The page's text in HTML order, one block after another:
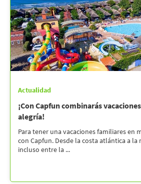
Actualidad
¡Con Capfun combinarás
alegría!
Para tener una vacaciones familiares en
con Capfun. Desde la costa atlántica a la
incluso entre la ...